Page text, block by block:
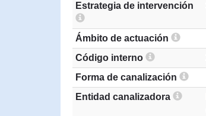
Estrategia de intervención
Ámbito de actuación
Código interno
Forma de canalización
Entidad canalizadora